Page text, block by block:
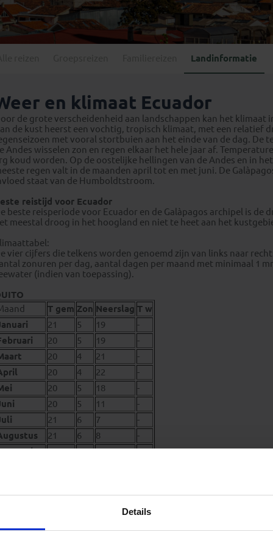
Details
Mexico(4)
Paraguay
Georgië
(4)
IJsland(3)
Kosovo
(1)
Moldavië(1)
Montenegro(2)
Noord-Macedonië(1)
Landinformatie
en klimaat Ecuador
de grote verscheidenheid aan landschappen kan het klimaat
de kust heerst een vochtig, tropisch klimaat, met een relatief
met vooral stortbuien aan het einde van de dag.
Andes wisselen zon en regen elkaar het hele jaar af.
koud worden. Op de oostelijke hellingen van de Andes en in
regen valt in de maanden april tot en met juni. De
staat van de Humboldtstroom.
reistijd voor Ecuador
beste reisperiode voor Ecuador en de Galàpagos archipel is
meestal droog in het hoogland en niet te heet aan het
vier cijfers die telkens worden genoemd zijn van links naar
zonuren per dag, aantal dagen per maand met minimaal 1
(indien van toepassing).
T gem Zon Neerslag T w
21 5 19
-
20 5 19
-
20 4 21
-
20 4 22
-
20 5 18
-
20 5 11
-
21 6 7
-
21 6 8
-
21 5 13
-
21 6 17
-
T gem Zon Neerslag T w